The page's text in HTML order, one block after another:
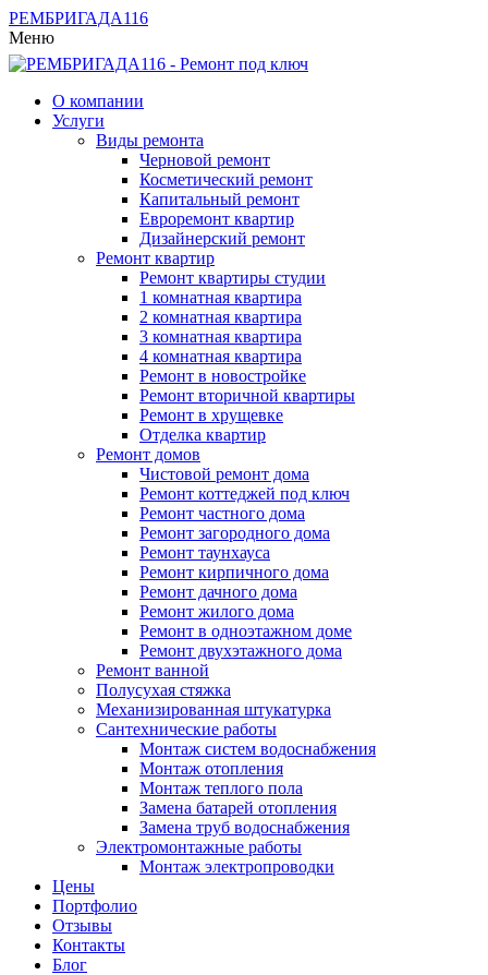
РЕМБРИГАДА116
Меню
О компании
Услуги
Виды ремонта
Черновой ремонт
Косметический ремонт
Капитальный ремонт
Евроремонт квартир
Дизайнерский ремонт
Ремонт квартир
Ремонт квартиры студии
1 комнатная квартира
2 комнатная квартира
3 комнатная квартира
4 комнатная квартира
Ремонт в новостройке
Ремонт вторичной квартиры
Ремонт в хрущевке
Отделка квартир
Ремонт домов
Чистовой ремонт дома
Ремонт коттеджей под ключ
Ремонт частного дома
Ремонт загородного дома
Ремонт таунхауса
Ремонт кирпичного дома
Ремонт дачного дома
Ремонт жилого дома
Ремонт в одноэтажном доме
Ремонт двухэтажного дома
Ремонт ванной
Полусухая стяжка
Механизированная штукатурка
Сантехнические работы
Монтаж систем водоснабжения
Монтаж отопления
Монтаж теплого пола
Замена батарей отопления
Замена труб водоснабжения
Электромонтажные работы
Монтаж электропроводки
Цены
Портфолио
Отзывы
Контакты
Блог